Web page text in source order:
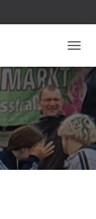
A
V
G
A
T
I
N
U